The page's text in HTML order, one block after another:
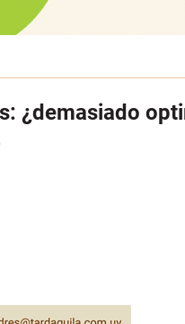
¿demasiado